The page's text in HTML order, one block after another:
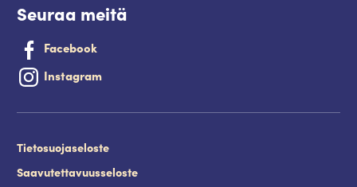
Seuraa meitä
Facebook
Instagram
Tietosuojaseloste
Saavutettavuusseloste